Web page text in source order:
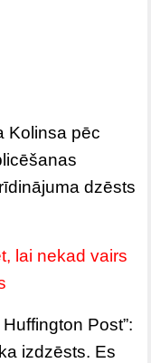
Kolinsa pēc
dzēsts
lai nekad vairs
Post”:
izdzēsts. Es